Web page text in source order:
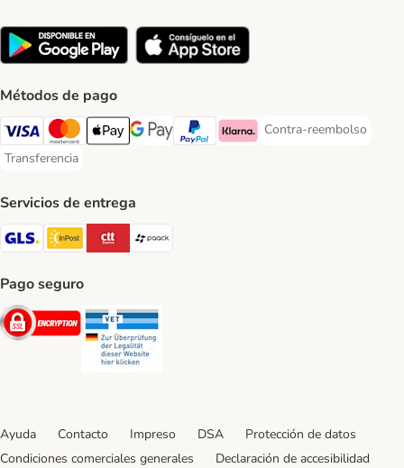
Métodos de pago
Visa Payment Method
Mastercard Payment Method
Apple Pay Payment Method
Google Pay Payment Method
PayPal Payment Method
Klarna Payment Method
Contra-reembolso
Contra-reembolso
Transferencia
Transferencia Payment Method
Servicios de entrega
GLS Shipping Method
InPost Shipping Method
CTTExpress Shipping Method
paack Shipping Method
Pago seguro
Security
Ayuda Contacto Impreso DSA
Protección de datos
Condiciones comerciales generales
Declaración de accesibilidad